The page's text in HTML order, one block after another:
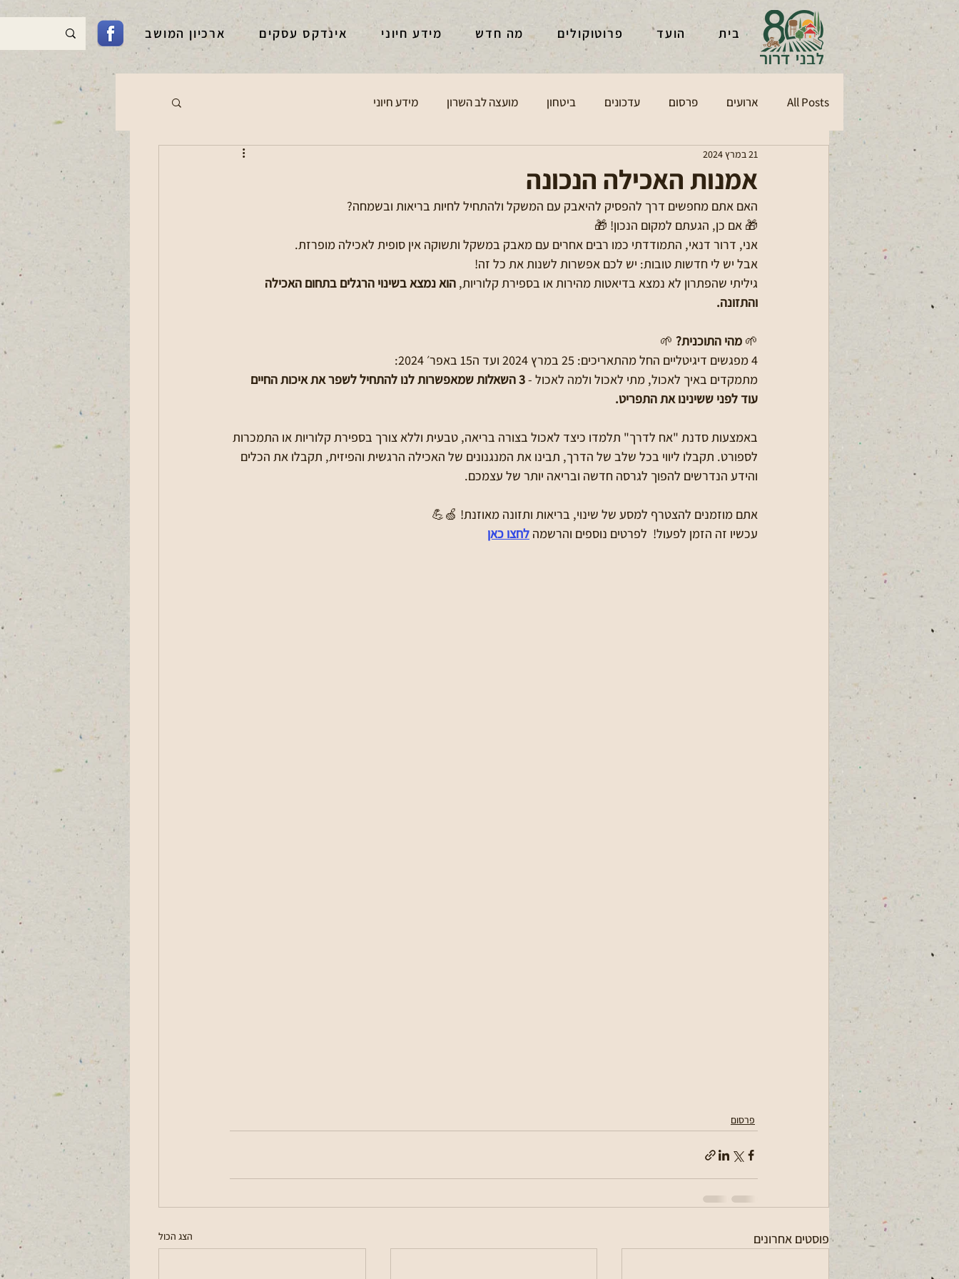
בית הועד פרוטוקולים מה חדש מידע חיוני אינדקס עסקים ארכיון המושב
All Posts ארועים פרסום עדכונים ביטחון מועצה לב השרון מידע חיוני
אמנות האכילה הנכונה
21 במרץ 2024
האם אתם מחפשים דרך להפסיק להיאבק עם המשקל ולהתחיל לחיות בריאות ובשמחה?
🎁 אם כן, הגעתם למקום הנכון! 🎁
אני, דרור דנאי, התמודדתי כמו רבים אחרים עם מאבק במשקל ותשוקה אין סופית לאכילה מופרזת.
אבל יש לי חדשות טובות: יש לכם אפשרות לשנות את כל זה!
גיליתי שהפתרון לא נמצא בדיאטות מהירות או בספירת קלוריות, הוא נמצא בשינוי הרגלים בתחום האכילה
והתזונה.
🌱 מהי התוכנית? 🌱
4 מפגשים דיגיטליים החל מהתאריכים: 25 במרץ 2024 ועד ה15 באפר׳ 2024:
מתמקדים באיך לאכול, מתי לאכול ולמה לאכול -
3 השאלות שמאפשרות לנו להתחיל לשפר את איכות החיים
עוד לפני ששינינו את התפריט.
באמצעות סדנת "אח לדרך" תלמדו כיצד לאכול בצורה בריאה, טבעית וללא צורך בספירת קלוריות או התמכרות
לספורט. תקבלו ליווי בכל שלב של הדרך, תבינו את המנגנונים של האכילה הרגשית והפיזית, תקבלו את הכלים
והידע הנדרשים להפוך לגרסה חדשה ובריאה יותר של עצמכם.
אתם מוזמנים להצטרף למסע של שינוי, בריאות ותזונה מאוזנת! 🍏💪
עכשיו זה הזמן לפעול! לפרטים נוספים והרשמה לחצו כאן
פרסום
פוסטים אחרונים הצג הכול